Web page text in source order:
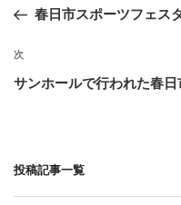
ナ
ビ
ゲ
ン
去
投
稿
春日市スポーツフェス
次
の
次
サンホールで行われた春
投稿記事一覧